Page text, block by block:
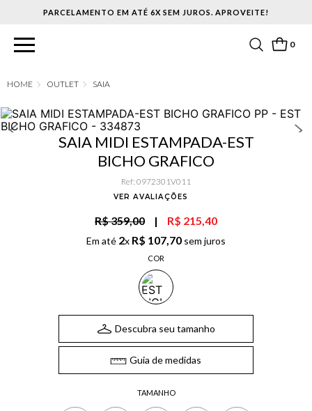
PARCELAMENTO EM ATÉ 6X SEM JUROS. APROVEITE!
0
OUTLET SAIA
SAIA MIDI ESTAMPADA-EST
BICHO GRAFICO
Ref: 0972301V011
VER AVALIAÇÕES
R$ 359,00 | R$ 215,40
Em até 2x R$ 107,70 sem juros
COR
TAMANHO
Descubra seu tamanho
Guia de medidas